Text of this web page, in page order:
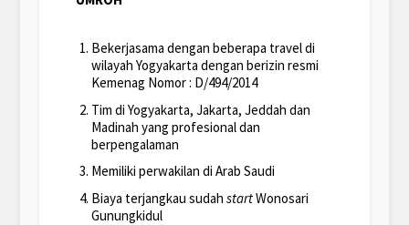
Bekerjasama dengan beberapa travel di
wilayah Yogyakarta dengan berizin resmi
Kemenag Nomor : D/494/2014
Tim di Yogyakarta, Jakarta, Jeddah dan
Madinah yang profesional dan
berpengalaman
Memiliki perwakilan di Arab Saudi
Biaya terjangkau sudah startWonosari
Gunungkidul